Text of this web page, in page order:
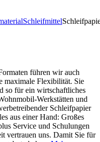
Schleifmittel
führen wir auch
maximale Flexibilität. Sie
so für ein wirtschaftliches
Werkstätten und
Schleifpapier
aus einer Hand: Großes
Service und Schulungen
vertrauen uns. Damit Sie für